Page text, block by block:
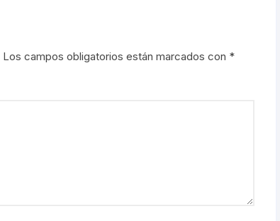
Los campos obligatorios están marcados con *